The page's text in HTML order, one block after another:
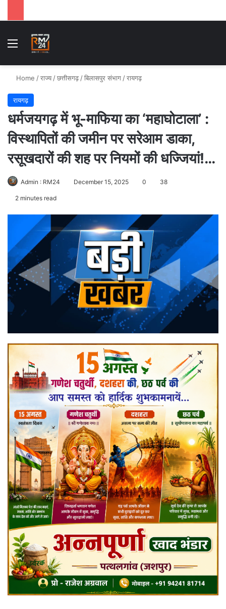
Menu
Home /राज्य /छत्तीसगढ़ /बिलासपुर संभाग /रायगढ़
रायगढ़
धर्मजयगढ़ में भू-माफिया का ‘महाघोटाला’ :
विस्थापितों की जमीन पर सरेआम डाका,
रसूखदारों की शह पर नियमों की धज्जियां!…
Admin : RM24 December 15, 2025 0 38
2 minutes read